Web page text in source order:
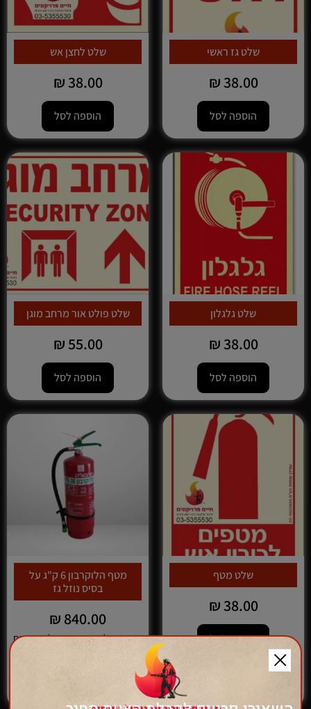
שלט גז ראשי
38.00
₪
הוספה לסל
שלט לחצן אש
38.00
₪
הוספה לסל
שלט גלגלון
38.00
₪
הוספה לסל
שלט פולט אור מרחב מוגן
55.00
₪
הוספה לסל
שלט מטף
38.00
₪
הוספה לסל
מטף הלוקרבון 6 ק"ג על
בסיס נוזל גז
840.00
₪
בסיס נוזל גז המתאים לתקשורת
ומחשבים
הוספה לסל